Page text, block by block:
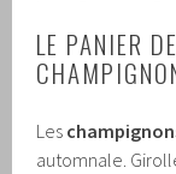
LE PANIER
Les
automnale.